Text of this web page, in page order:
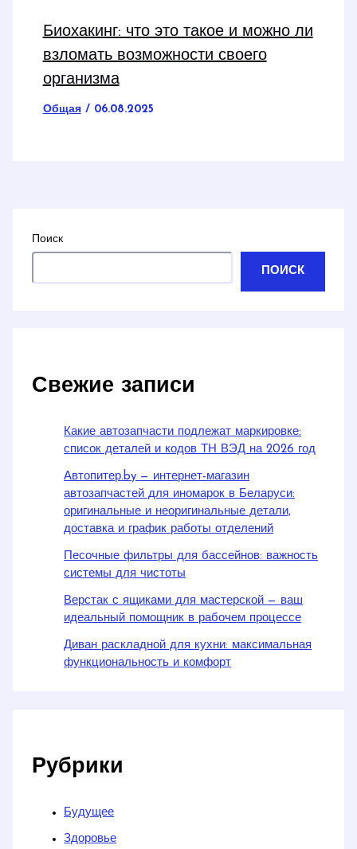
Биохакинг: что это такое и можно ли
взломать возможности своего
организма
Общая/ 06.08.2025
Поиск
ПОИСК
Свежие записи
Какие автозапчасти подлежат маркировке:
список деталей и кодов ТН ВЭД на 2026 год
Автопитер.by — интернет-магазин
автозапчастей для иномарок в Беларуси:
оригинальные и неоригинальные детали,
доставка и график работы отделений
Песочные фильтры для бассейнов: важность
системы для чистоты
Верстак с ящиками для мастерской — ваш
идеальный помощник в рабочем процессе
Диван раскладной для кухни: максимальная
функциональность и комфорт
Рубрики
Будущее
Здоровье